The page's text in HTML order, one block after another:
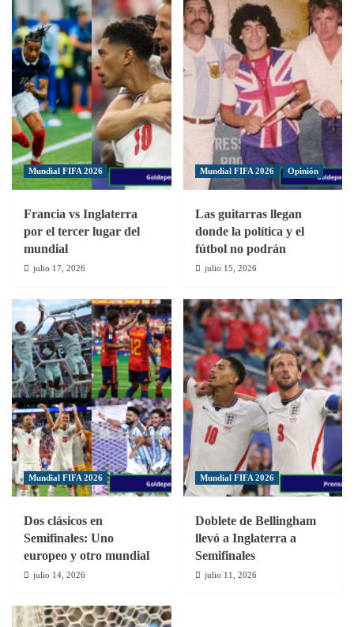
pase
a
ronda
final
del
premundial
Femenino
Sub-
20
de
dio
el
triunfo
a
RD
ante
Cuba
en
la
Clasificatoria
Femenina
Sub-
20
Mundial FIFA 2026
Francia vs Inglaterra
por el tercer lugar del
mundial
julio 17, 2026
Mundial FIFA 2026 Opinión
Las guitarras llegan
donde la política y el
fútbol no podrán
julio 15, 2026
Mundial FIFA 2026
Dos clásicos en
Semifinales: Uno
europeo y otro mundial
julio 14, 2026
Mundial FIFA 2026
Doblete de Bellingham
llevó a Inglaterra a
Semifinales
julio 11, 2026